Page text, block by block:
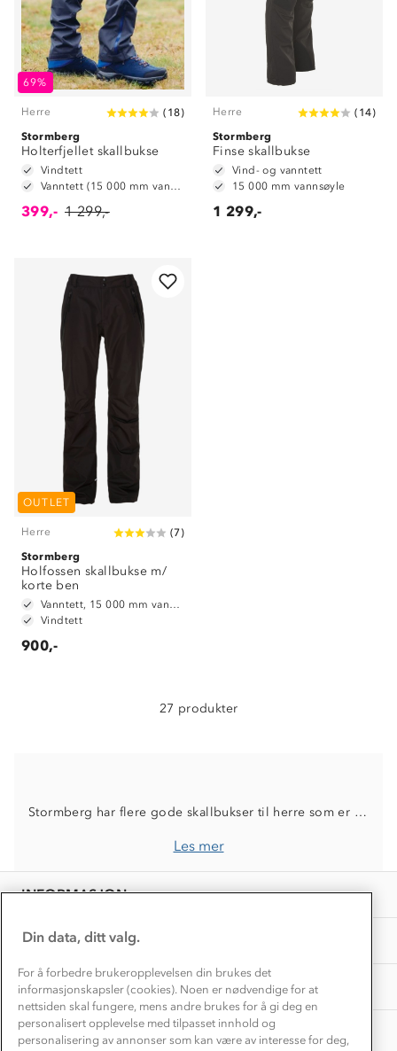
69%
Herre ( 18)
Stormberg
Holterfjellet skallbukse
Vindtett
Vanntett (15 000 mm vannsøyle)
399,- 1 299,-
Herre ( 14)
Stormberg
Finse skallbukse
Vind- og vanntett
15 000 mm vannsøyle
1 299,-
OUTLET
Herre (7)
Stormberg
Holfossen skallbukse m/
korte ben
Vanntett, 15 000 mm vannsøyle
Vindtett
900,-
27 produkter
Stormberg har flere gode skallbukser til herre som er godt egnet til et aktivt friluftsliv. Skallbuksene er vind- og vanntette, flere har fireveis stretchfunksjon, og størrelsene går fra XS-5XL. Benytt filteret og finn buksen til ditt behov.
Les mer
INFORMASJON
Våre butikker
Bedrift, barnehage og SFO
Presse
OM OSS
Om Stormberg
Verdigrunnlag
Klima og miljø
Materialer
Samarbeide med oss?
TIPS OG RÅD
Trelagsprinsippet barn
Dette trenger du til barnehagen
Store størrelser
Turmat oppskrifter
Beredskap
AKTIVITETER
Norgesferie 🇳🇴
Få turinspirasjon og tips her⛰
Overnatte utendørs⛺
Leirskole 🥾
Barnehageansatt
Tips til hyttetur
Din data, ditt valg.
For å forbedre brukeropplevelsen din brukes det
informasjonskapsler (cookies). Noen er nødvendige for at
nettsiden skal fungere, mens andre brukes for å gi deg en
personalisert opplevelse med tilpasset innhold og
personalisering av annonser som kan være av interesse for deg,